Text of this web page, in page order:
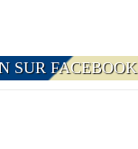
SUR FACEBOOK